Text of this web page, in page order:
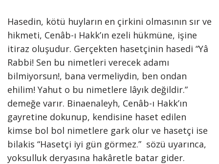
Hasedin, kötü huyların en çirkini olmasının sır ve
hikmeti, Cenâb-ı Hakk’ın ezeli hükmüne, işine
itiraz oluşudur. Gerçekten hasetçinin hasedi “Yâ
Rabbi! Sen bu nimetleri verecek adamı
bilmiyorsun!, bana vermeliydin, ben ondan
ehilim! Yahut o bu nimetlere lâyık değildir.”
demeğe varır. Binaenaleyh, Cenâb-ı Hakk’ın
gayretine dokunup, kendisine haset edilen
kimse bol bol nimetlere gark olur ve hasetçi ise
bilakis “Hasetçi iyi gün görmez.” sözü uyarınca,
yoksulluk deryasına hakâretle batar gider.